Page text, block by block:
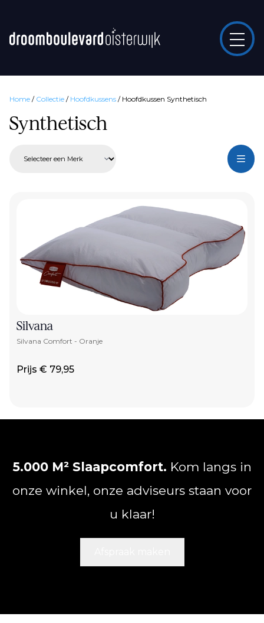
Home / Collectie / Hoofdkussens / Hoofdkussen Synthetisch
Synthetisch
Silvana
Silvana Comfort - Oranje
Prijs € 79,95
5.000 M² Slaapcomfort. Kom langs in
onze winkel, onze adviseurs staan voor
u klaar!